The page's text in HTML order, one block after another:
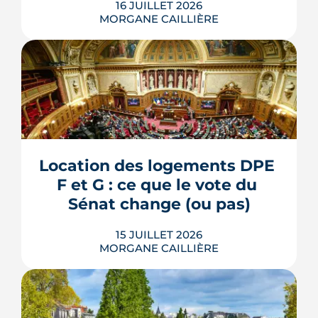
16 JUILLET 2026
MORGANE CAILLIÈRE
L'esplanade goudronnée du Breil-
Malville, doublée d'un parking, est en
travaux depuis janvier. D'ici décembre,
plantée, débaptisée au profit d'Aimée
Lallement, féministe et résistante.
LIRE L'ARTICLE
Location des logements DPE
F et G : ce que le vote du
Sénat change (ou pas)
15 JUILLET 2026
MORGANE CAILLIÈRE